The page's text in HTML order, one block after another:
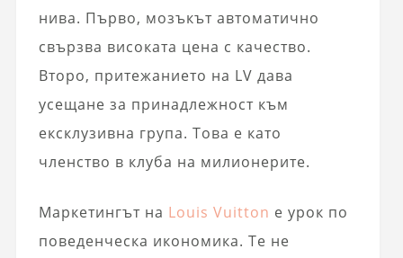
нива. Първо, мозъкът автоматично
свързва високата цена с качество.
Второ, притежанието на LV дава
усещане за принадлежност към
ексклузивна група. Това е като
членство в клуба на милионерите.
Маркетингът на Louis Vuitton е урок по
поведенческа икономика. Те не